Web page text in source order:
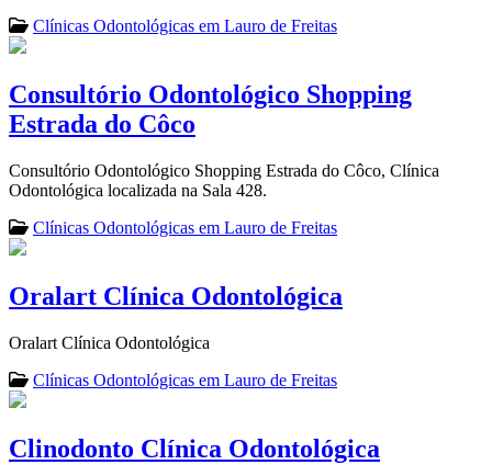
Clínicas Odontológicas em Lauro de Freitas
Consultório Odontológico Shopping
Estrada do Côco
Consultório Odontológico Shopping Estrada do Côco, Clínica
Odontológica localizada na Sala 428.
Clínicas Odontológicas em Lauro de Freitas
Oralart Clínica Odontológica
Oralart Clínica Odontológica
Clínicas Odontológicas em Lauro de Freitas
Clinodonto Clínica Odontológica